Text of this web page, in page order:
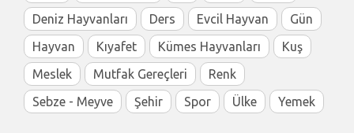
Deniz Hayvanları
Ders Evcil Hayvan
Gün
Hayvan
Kıyafet Kümes Hayvanları
Kuş
Meslek
Mutfak Gereçleri
Renk
Sebze - Meyve
Şehir Spor Ülke Yemek